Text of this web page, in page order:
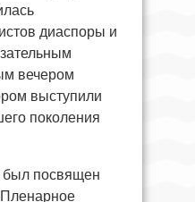
диаспоры и
вечером
выступили
поколения
был посвящен